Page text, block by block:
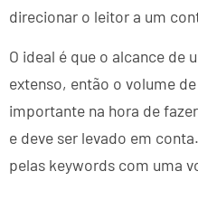
direcionar o leitor a um
O ideal é que o alcance de
extenso, então o volume
importante na hora de
e deve ser levado em
pelas keywords com uma